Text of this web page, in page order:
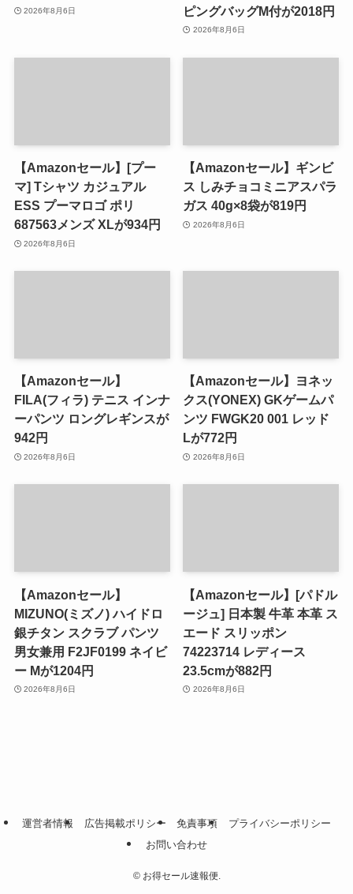
2026年8月6日
ピングバッグM付が2018円
2026年8月6日
【Amazonセール】[プー
マ] Tシャツ カジュアル
ESS プーマロゴ ポリ
687563メンズ XLが934円
2026年8月6日
【Amazonセール】ギンビ
ス しみチョコミニアスパラ
ガス 40g×8袋が819円
2026年8月6日
【Amazonセール】
FILA(フィラ) テニス インナ
ーパンツ ロングレギンスが
942円
2026年8月6日
【Amazonセール】ヨネッ
クス(YONEX) GKゲームパ
ンツ FWGK20 001 レッド
Lが772円
2026年8月6日
【Amazonセール】
MIZUNO(ミズノ) ハイドロ
銀チタン スクラブ パンツ
男女兼用 F2JF0199 ネイビ
ー Mが1204円
2026年8月6日
【Amazonセール】[パドル
ージュ] 日本製 牛革 本革 ス
エード スリッポン
74223714 レディース
23.5cmが882円
2026年8月6日
運営者情報 広告掲載ポリシー 免責事項
プライバシーポリシー
お問い合わせ
©お得セール速報便.